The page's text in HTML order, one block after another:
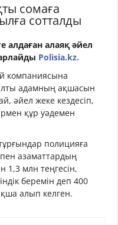
сомаға
сотталды
алдаған алаяқ әйел
Polisia.kz.
компаниясына
адамның ақшасын
әйел жеке кездесіп,
құр уәдемен
полицияға
азаматтардың
1,3 млн теңгесін,
беремін деп 400
алып келген.